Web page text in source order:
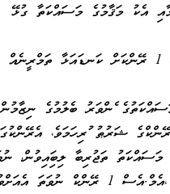
ހާސިލުކޮށްފައިވުމާއި އެކު މަޤާމުގެ މަސައްކަތާ ގުޅޭ
ވަކި ވަކި ދާއިރާތަކުގެ އޮނިގަނޑު ތަކުގައި އެދާއިރާ އަކުން އެމް.އެސް 1 ރޭންކަށް ކަނޑައަޅާ ތަމްރީނެއް
ފެންވަރު ބެލުމުގެ ނިޒާމުން
ވަޒީފާގެ ކުރިއެރުން ޙައްޤުވާ މާކުހެއް ލިބެމުންދިޔުމާއިއެކު، ޖީ.އެސް 4 ރޭންކްގެ ޝަރުޠު ފުރިހަމަވެ،
މަޤާމުގެ މަސައްކަތު ކުރުމުގެ ހުނަރު/ޤާބިލުކަން ސާބިތުކޮށް ދިނުމާއެކު ،އެމް.އެސް 1 ރޭންކް